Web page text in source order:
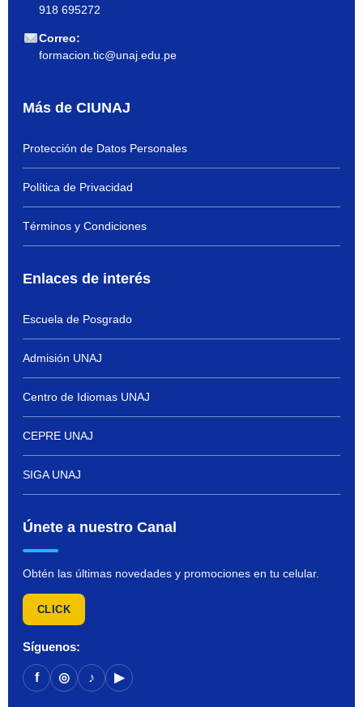
918 695272
Correo:
formacion.tic@unaj.edu.pe
Más de CIUNAJ
Protección de Datos Personales
Política de Privacidad
Términos y Condiciones
Enlaces de interés
Escuela de Posgrado
Admisión UNAJ
Centro de Idiomas UNAJ
CEPRE UNAJ
SIGA UNAJ
Únete a nuestro Canal
Obtén las últimas novedades y promociones en tu celular.
CLICK
Síguenos:
f ◎ ♪ ▶